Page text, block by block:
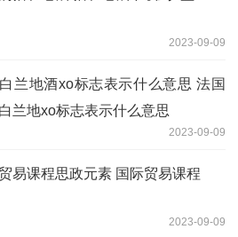
2023-09-09
兰地酒xo标志表示什么意思 法国
兰地xo标志表示什么意思
2023-09-09
易课程思政元素 国际贸易课程
2023-09-09